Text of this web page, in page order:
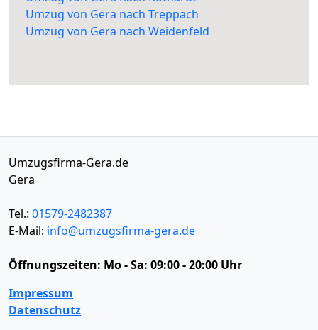
Umzug von Gera nach Treppach
Umzug von Gera nach Weidenfeld
Umzugsfirma-Gera.de
Gera
Tel.: 01579-2482387
E-Mail: info@umzugsfirma-gera.de
Öffnungszeiten: Mo - Sa: 09:00 - 20:00 Uhr
Impressum
Datenschutz